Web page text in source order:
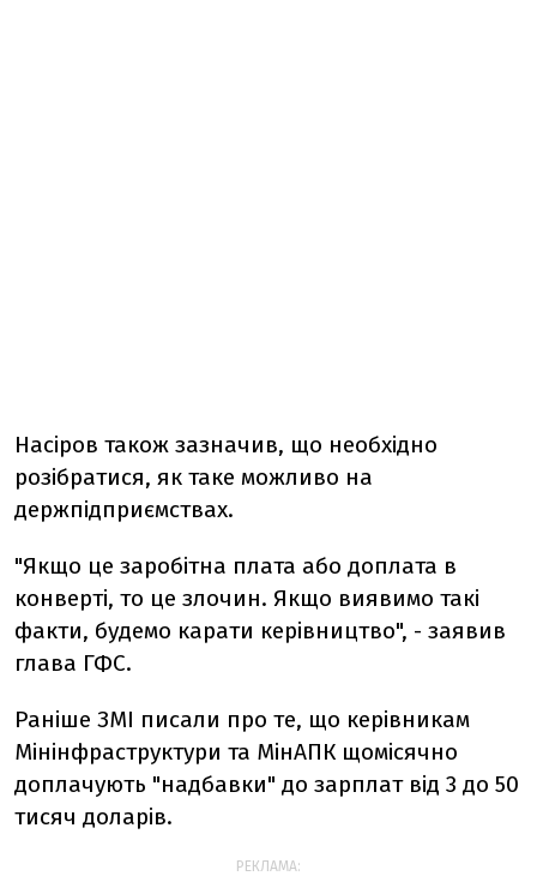
Насіров також зазначив, що необхідно
розібратися, як таке можливо на
держпідприємствах.
"Якщо це заробітна плата або доплата в
конверті, то це злочин. Якщо виявимо такі
факти, будемо карати керівництво", - заявив
глава ГФС.
Раніше ЗМІ писали про те, що керівникам
Мінінфраструктури та МінАПК щомісячно
доплачують "надбавки" до зарплат від 3 до 50
тисяч доларів.
РЕКЛАМА: